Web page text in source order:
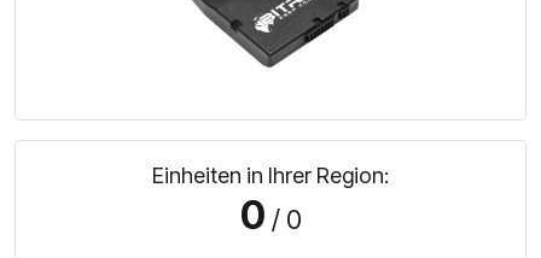
Einheiten in Ihrer Region:
0 / 0